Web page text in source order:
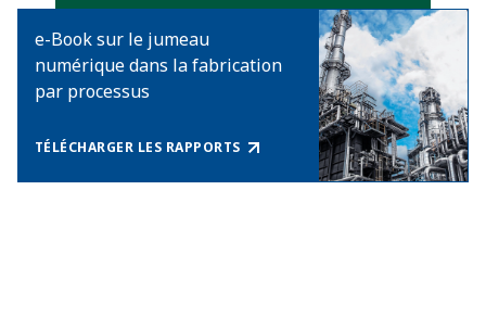
e-Book sur le jumeau
numérique dans la fabrication
par processus
TÉLÉCHARGER LES RAPPORTS